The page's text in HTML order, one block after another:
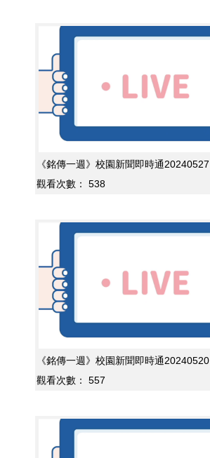
《銘傳一週》校園新聞即時通20240527
觀看次數：
538
《銘傳一週》校園新聞即時通20240520
觀看次數：
557